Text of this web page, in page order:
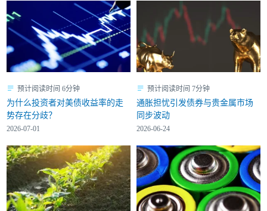
预计阅读时间 6分钟
为什么投资者对美债收益率的走
势存在分歧？
2026-07-01
预计阅读时间 7分钟
通胀担忧引发债券与贵金属市场
同步波动
2026-06-24